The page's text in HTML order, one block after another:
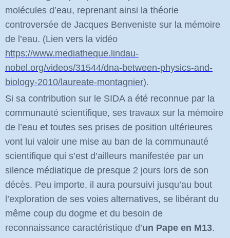
molécules d’eau, reprenant ainsi la théorie
controversée de Jacques Benveniste sur la mémoire
de l’eau. (Lien vers la vidéo
https://www.mediatheque.lindau-
nobel.org/videos/31544/dna-between-physics-and-
biology-2010/laureate-montagnier).
Si sa contribution sur le SIDA a été reconnue par la
communauté scientifique, ses travaux sur la mémoire
de l’eau et toutes ses prises de position ultérieures
vont lui valoir une mise au ban de la communauté
scientifique qui s’est d’ailleurs manifestée par un
silence médiatique de presque 2 jours lors de son
décès. Peu importe, il aura poursuivi jusqu’au bout
l’exploration de ses voies alternatives, se libérant du
même coup du dogme et du besoin de
reconnaissance caractéristique d’un Pape en M13.